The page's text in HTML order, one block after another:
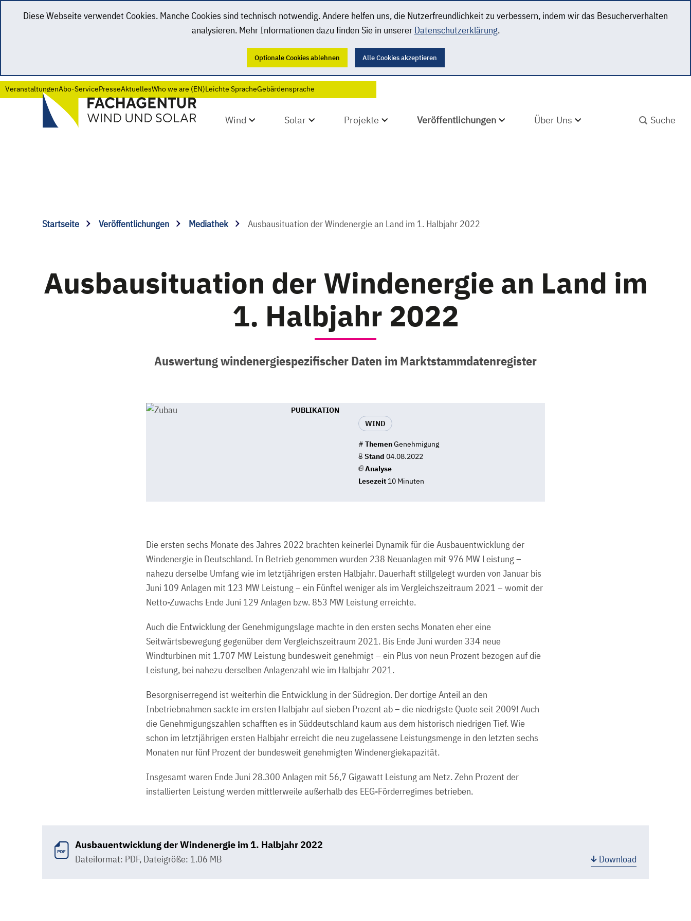
Diese Webseite verwendet Cookies. Manche Cookies sind technisch notwendig. Andere helfen uns, die Nutzerfreundlichkeit zu verbessern, indem wir das Besucherverhalten
analysieren. Mehr Informationen dazu finden Sie in unserer Datenschutzerklärung.
Optionale Cookies ablehnen Alle Cookies akzeptieren
VeranstaltungenAbo-ServicePresseAktuellesWho we are (EN)Leichte SpracheGebärdensprache
Wind Solar Projekte Veröffentlichungen Über Uns
Startseite Veröffentlichungen Mediathek Ausbausituation der Windenergie an Land im 1. Halbjahr 2022
Ausbausituation der Windenergie an Land im
1. Halbjahr 2022
Auswertung windenergiespezifischer Daten im Marktstammdatenregister
PUBLIKATION
WIND
# ThemenGenehmigung
Stand 04.08.2022
Analyse
Lesezeit 10 Minuten
Die ersten sechs Monate des Jahres 2022 brachten keinerlei Dynamik für die Ausbauentwicklung der
Windenergie in Deutschland. In Betrieb genommen wurden 238 Neuanlagen mit 976 MW Leistung –
nahezu derselbe Umfang wie im letztjährigen ersten Halbjahr. Dauerhaft stillgelegt wurden von Januar bis
Juni 109 Anlagen mit 123 MW Leistung – ein Fünftel weniger als im Vergleichszeitraum 2021 – womit der
Netto-Zuwachs Ende Juni 129 Anlagen bzw. 853 MW Leistung erreichte.
Auch die Entwicklung der Genehmigungslage machte in den ersten sechs Monaten eher eine
Seitwärtsbewegung gegenüber dem Vergleichszeitraum 2021. Bis Ende Juni wurden 334 neue
Windturbinen mit 1.707 MW Leistung bundesweit genehmigt – ein Plus von neun Prozent bezogen auf die
Leistung, bei nahezu derselben Anlagenzahl wie im Halbjahr 2021.
Besorgniserregend ist weiterhin die Entwicklung in der Südregion. Der dortige Anteil an den
Inbetriebnahmen sackte im ersten Halbjahr auf sieben Prozent ab – die niedrigste Quote seit 2009! Auch
die Genehmigungszahlen schafften es in Süddeutschland kaum aus dem historisch niedrigen Tief. Wie
schon im letztjährigen ersten Halbjahr erreicht die neu zugelassene Leistungsmenge in den letzten sechs
Monaten nur fünf Prozent der bundesweit genehmigten Windenergiekapazität.
Insgesamt waren Ende Juni 28.300 Anlagen mit 56,7 Gigawatt Leistung am Netz. Zehn Prozent der
installierten Leistung werden mittlerweile außerhalb des EEG-Förderregimes betrieben.
Ausbauentwicklung der Windenergie im 1. Halbjahr 2022
Dateiformat: PDF, Dateigröße: 1.06 MB Download